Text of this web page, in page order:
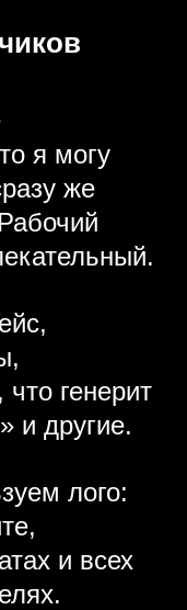
я могу
же
генерит
и другие.
лого:
и всех